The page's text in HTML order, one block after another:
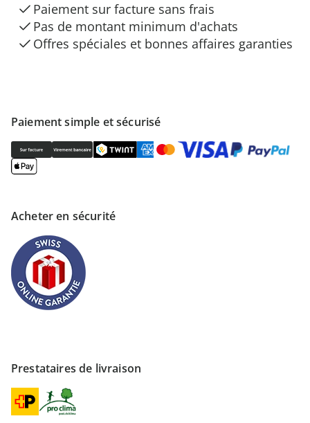
Paiement simple et sécurisé
Acheter en sécurité
Prestataires de livraison
Paiement sur facture sans frais
Pas de montant minimum d'achats
Offres spéciales et bonnes affaires garanties